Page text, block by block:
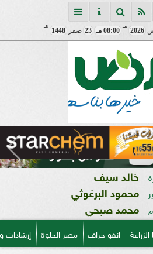
2026
مـ
08:00 مـ 23 صفر 1448
هـ
خالد سيف
محمود البرغوثي
محمد صبحي
انفو جراف مصر الحلوة